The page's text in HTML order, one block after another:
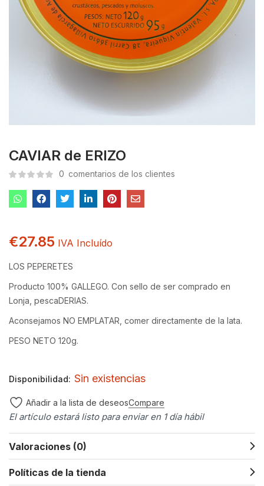
CAVIAR de ERIZO
0 comentarios de los clientes
€27.85 IVA Incluído
LOS PEPERETES
Producto 100% GALLEGO. Con sello de ser comprado en
Lonja, pescaDERIAS.
Aconsejamos NO EMPLATAR, comer directamente de la lata.
PESO NETO 120g.
Disponibilidad: Sin existencias
Añadir a la lista de deseosCompare
El artículo estará listo para enviar en 1 día hábil
Valoraciones (0)
Políticas de la tienda